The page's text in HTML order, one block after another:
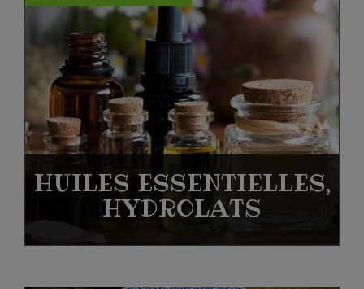
HUILES ESSENTIELLES,
HYDROLATS